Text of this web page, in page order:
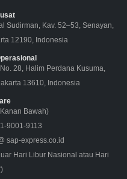
Sudirman, Kav. 52–53, Senayan,
12190, Indonesia
28, Halim Perdana Kusuma,
13610, Indonesia
Bawah)
9001-9113
sap-express.co.id
Hari Libur Nasional atau Hari